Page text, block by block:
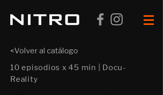
<Volver al catálogo
10 episodios x 45 min | Docu-
Reality